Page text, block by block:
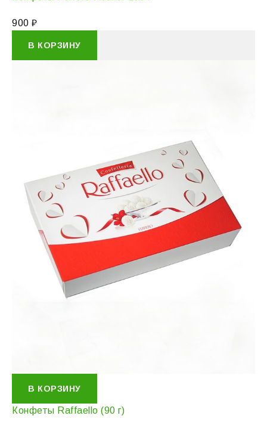
900 ₽
В КОРЗИНУ
В КОРЗИНУ
Конфеты Raffaello (90 г)